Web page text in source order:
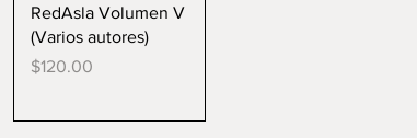
Vista rápida
RedAsla Volumen V
(Varios autores)
Precio
$120.00